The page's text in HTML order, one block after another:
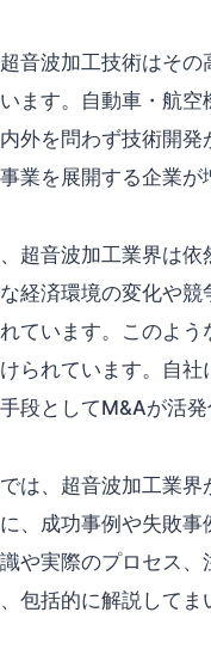
音波加工技術はそ
ます。自動車・航
外を問わず技術開
業を展開する企業が
超音波加工業界は
経済環境の変化や
ています。このよ
られています。自
段としてM&Aが活発
は、超音波加工業
、成功事例や失敗
や実際のプロセス
包括的に解説してま